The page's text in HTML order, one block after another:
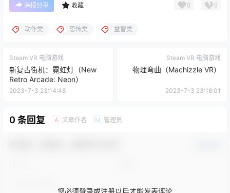
海报分享 收藏 0 0
动作类 恐怖类 益智类
Steam VR 电脑游戏
新复古街机：霓虹灯（New
Retro Arcade: Neon）
2023-7-3 23:14:48
Steam VR 电脑游戏
物理弯曲（Machizzle VR）
2023-7-3 23:18:01
0 条回复 A 文章作者 M 管理员
您必须登录或注册以后才能发表评论